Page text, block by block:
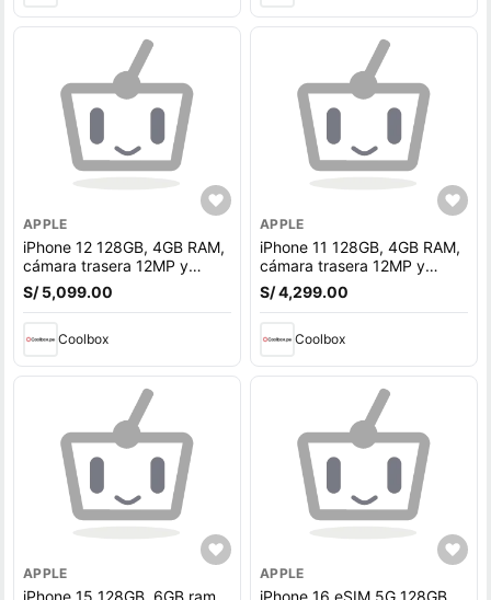
APPLE
iPhone 12 128GB, 4GB RAM,
cámara trasera 12MP y
frontal 12MP, 6.1"", azul
S/ 5,099.00
Coolbox
APPLE
iPhone 11 128GB, 4GB RAM,
cámara trasera 12MP y
frontal 12MP, 6.1"", blanco
S/ 4,299.00
Coolbox
APPLE
iPhone 15 128GB, 6GB ram,
APPLE
iPhone 16 eSIM 5G 128GB,